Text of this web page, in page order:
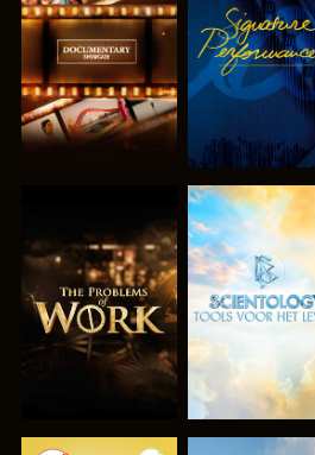
SERIE
VERKEN DE
SERIE
VERKEN DE
SERIE